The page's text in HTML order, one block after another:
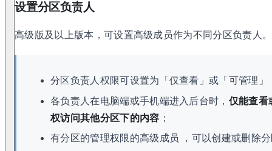
设置分区负责人
高级版及以上版本，可设置高级成员作为不同分区负责人。
分区负责人权限可设置为「仅查看」或「可管理」
各负责人在电脑端或手机端进入后台时， 仅能查看
权访问其他分区下的内容 ；
有分区的管理权限的高级成员 ，可以创建或删除